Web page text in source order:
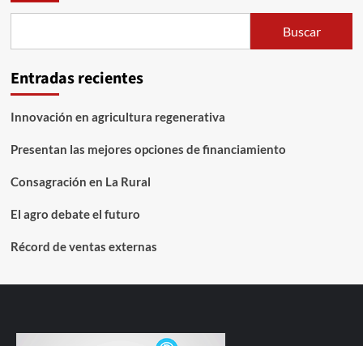
Buscar
Entradas recientes
Innovación en agricultura regenerativa
Presentan las mejores opciones de financiamiento
Consagración en La Rural
El agro debate el futuro
Récord de ventas externas